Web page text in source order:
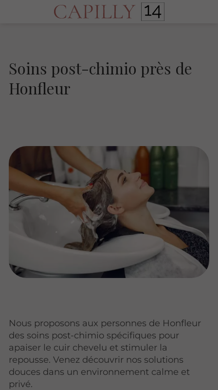
Soins post-chimio près de
Honfleur
Nous proposons aux personnes de Honfleur
des soins post-chimio spécifiques pour
apaiser le cuir chevelu et stimuler la
repousse. Venez découvrir nos solutions
douces dans un environnement calme et
privé.